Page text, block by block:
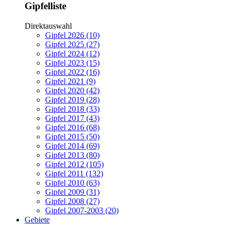
Gipfelliste
Direktauswahl
Gipfel 2026 (10)
Gipfel 2025 (27)
Gipfel 2024 (12)
Gipfel 2023 (15)
Gipfel 2022 (16)
Gipfel 2021 (9)
Gipfel 2020 (42)
Gipfel 2019 (28)
Gipfel 2018 (33)
Gipfel 2017 (43)
Gipfel 2016 (68)
Gipfel 2015 (50)
Gipfel 2014 (69)
Gipfel 2013 (80)
Gipfel 2012 (105)
Gipfel 2011 (132)
Gipfel 2010 (63)
Gipfel 2009 (31)
Gipfel 2008 (27)
Gipfel 2007-2003 (20)
Gebiete